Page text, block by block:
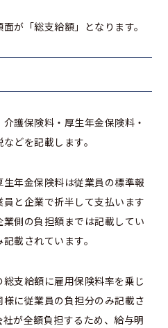
が「総支給額」となります。
護保険料・厚生年金保険料・
どを記載します。
年金保険料は従業員の標準報
と企業で折半して支払います
側の負担額までは記載してい
載されています。
支給額に雇用保険料率を乗じ
に従業員の負担分のみ記載さ
が全額負担するため、給与明